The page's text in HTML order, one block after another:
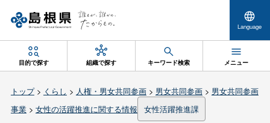
Language
目的で探す 組織で探す キーワード検索 メニュー
トップ> くらし > 人権・男女共同参画> 男女共同参画> 男女共同参画
事業> 女性の活躍推進に関する情報 女性活躍推進課